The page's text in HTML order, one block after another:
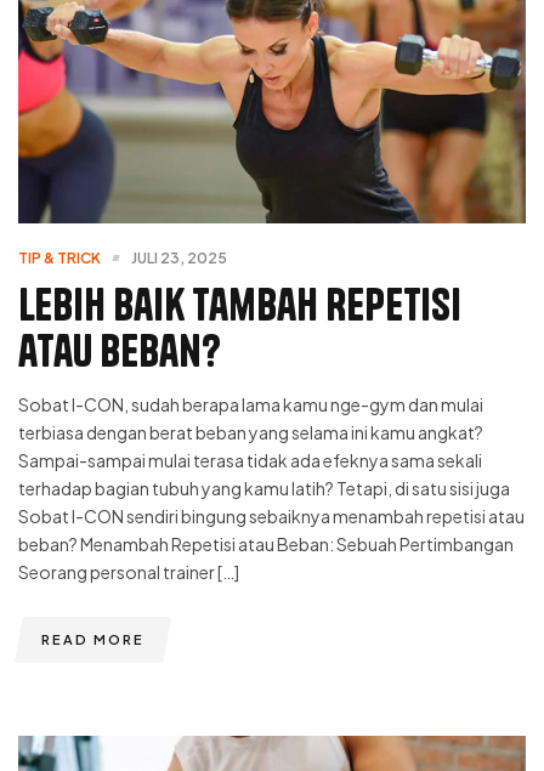
TIP & TRICK JULI 23, 2025
Lebih Baik Tambah Repetisi
atau Beban?
Sobat I-CON, sudah berapa lama kamu nge-gym dan mulai
terbiasa dengan berat beban yang selama ini kamu angkat?
Sampai-sampai mulai terasa tidak ada efeknya sama sekali
terhadap bagian tubuh yang kamu latih? Tetapi, di satu sisi juga
Sobat I-CON sendiri bingung sebaiknya menambah repetisi atau
beban? Menambah Repetisi atau Beban: Sebuah Pertimbangan
Seorang personal trainer […]
READ MORE